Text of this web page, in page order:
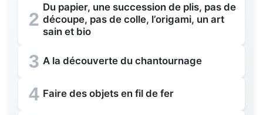
2
Du papier, une succession de plis, pas de
découpe, pas de colle, l’origami, un art
sain et bio
3 A la découverte du chantournage
4 Faire des objets en fil de fer